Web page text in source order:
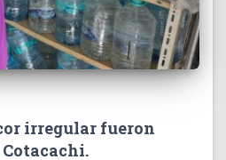
irregular fueron